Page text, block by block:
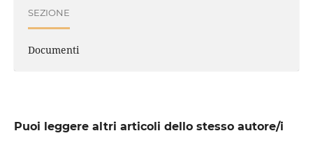
SEZIONE
Documenti
Puoi leggere altri articoli dello stesso autore/i